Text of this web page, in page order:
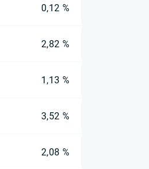
0,12 %
2,82 %
1,13 %
3,52 %
2,08 %